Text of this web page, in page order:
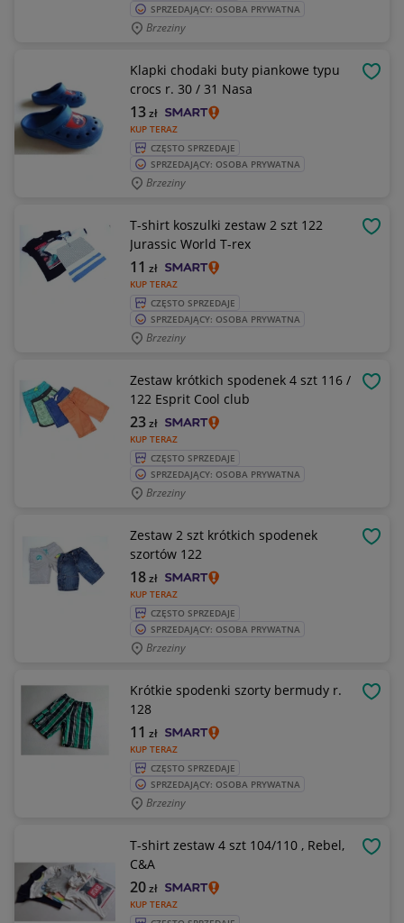
SPRZEDAJĄCY: OSOBA PRYWATNA
Brzeziny
Klapki chodaki buty piankowe typu
crocs r. 30 / 31 Nasa
KUP TERAZ
13zł
CZĘSTO SPRZEDAJE
SPRZEDAJĄCY: OSOBA PRYWATNA
Brzeziny
T-shirt koszulki zestaw 2 szt 122
Jurassic World T-rex
KUP TERAZ
11 zł
CZĘSTO SPRZEDAJE
SPRZEDAJĄCY: OSOBA PRYWATNA
Brzeziny
Zestaw krótkich spodenek 4 szt 116 /
122 Esprit Cool club
KUP TERAZ
23zł
CZĘSTO SPRZEDAJE
SPRZEDAJĄCY: OSOBA PRYWATNA
Brzeziny
Zestaw 2 szt krótkich spodenek
szortów 122
KUP TERAZ
18zł
CZĘSTO SPRZEDAJE
SPRZEDAJĄCY: OSOBA PRYWATNA
Brzeziny
Krótkie spodenki szorty bermudy r.
128
KUP TERAZ
11 zł
CZĘSTO SPRZEDAJE
SPRZEDAJĄCY: OSOBA PRYWATNA
Brzeziny
T-shirt zestaw 4 szt 104/110 , Rebel,
C&A
KUP TERAZ
20zł